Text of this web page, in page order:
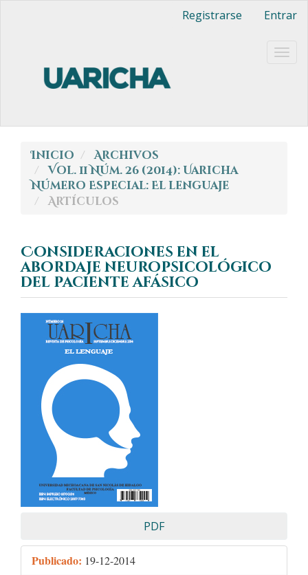
Barra
lateral
Registrarse Entrar
Inicio
Archivos
Vol. 11 Núm. 26 (2014): Uaricha
Número Especial: El lenguaje
Artículos
Consideraciones en el
abordaje neuropsicológico
del paciente afásico
Barra
lateral
artículo
PDF
Publicado: 19-12-2014